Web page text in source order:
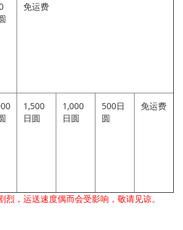
免运费
1,500
日圆
1,000
日圆
500日
圆
免运费
，运送速度偶而会受影响，敬请见谅。